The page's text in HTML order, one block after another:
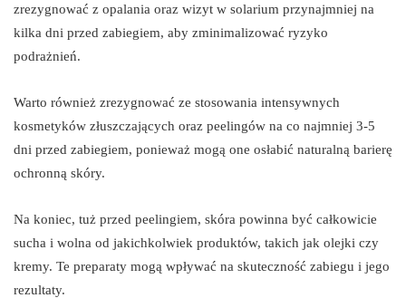
zrezygnować z opalania oraz wizyt w solarium przynajmniej na
kilka dni przed zabiegiem, aby zminimalizować ryzyko
podrażnień.
Warto również zrezygnować ze stosowania intensywnych
kosmetyków złuszczających oraz peelingów na co najmniej 3-5
dni przed zabiegiem, ponieważ mogą one osłabić naturalną barierę
ochronną skóry.
Na koniec, tuż przed peelingiem, skóra powinna być całkowicie
sucha i wolna od jakichkolwiek produktów, takich jak olejki czy
kremy. Te preparaty mogą wpływać na skuteczność zabiegu i jego
rezultaty.